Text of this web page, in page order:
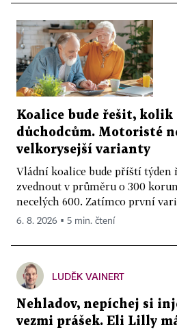
Koalice bude řešit, kolik
důchodcům. Motoristé
velkorysejší varianty
Vládní koalice bude příští týden
zvednout v průměru o 300
necelých 600. Zatímco první
6. 8. 2026 ▪ 5 min. čtení
LUDĚK VAINERT
Nehladov, nepíchej si
vezmi prášek. Eli Lilly